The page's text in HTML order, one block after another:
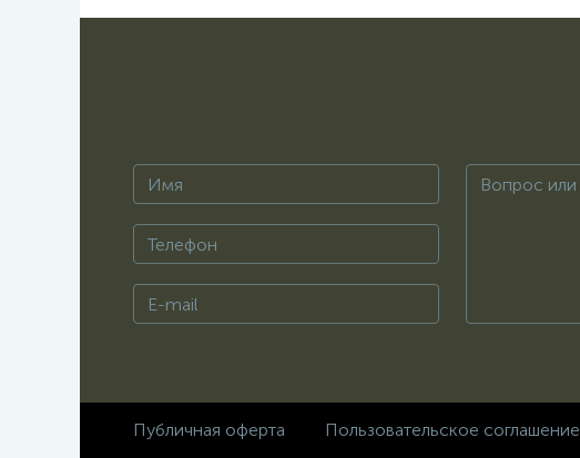
Публичная оферта Пользовательское соглашение